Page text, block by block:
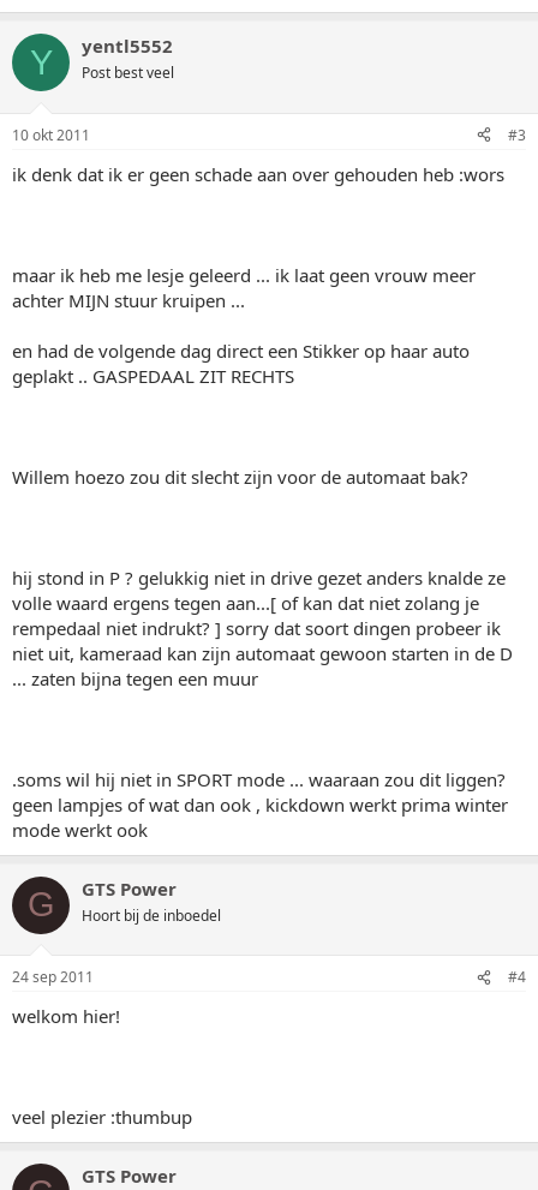
Y yentl5552
Post best veel
10 okt 2011 #3
ik denk dat ik er geen schade aan over gehouden heb :wors
maar ik heb me lesje geleerd ... ik laat geen vrouw meer
achter MIJN stuur kruipen ...
en had de volgende dag direct een Stikker op haar auto
geplakt .. GASPEDAAL ZIT RECHTS
Willem hoezo zou dit slecht zijn voor de automaat bak?
hij stond in P ? gelukkig niet in drive gezet anders knalde ze
volle waard ergens tegen aan...[ of kan dat niet zolang je
rempedaal niet indrukt? ] sorry dat soort dingen probeer ik
niet uit, kameraad kan zijn automaat gewoon starten in de D
... zaten bijna tegen een muur
.soms wil hij niet in SPORT mode ... waaraan zou dit liggen?
geen lampjes of wat dan ook , kickdown werkt prima winter
mode werkt ook
G GTS Power
Hoort bij de inboedel
24 sep 2011 #4
welkom hier!
veel plezier :thumbup
GTS Power